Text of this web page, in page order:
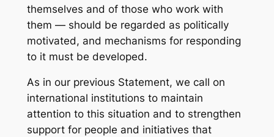
themselves and of those who work with
them — should be regarded as politically
motivated, and mechanisms for responding
to it must be developed.
As in our previous Statement, we call on
international institutions to maintain
attention to this situation and to strengthen
support for people and initiatives that